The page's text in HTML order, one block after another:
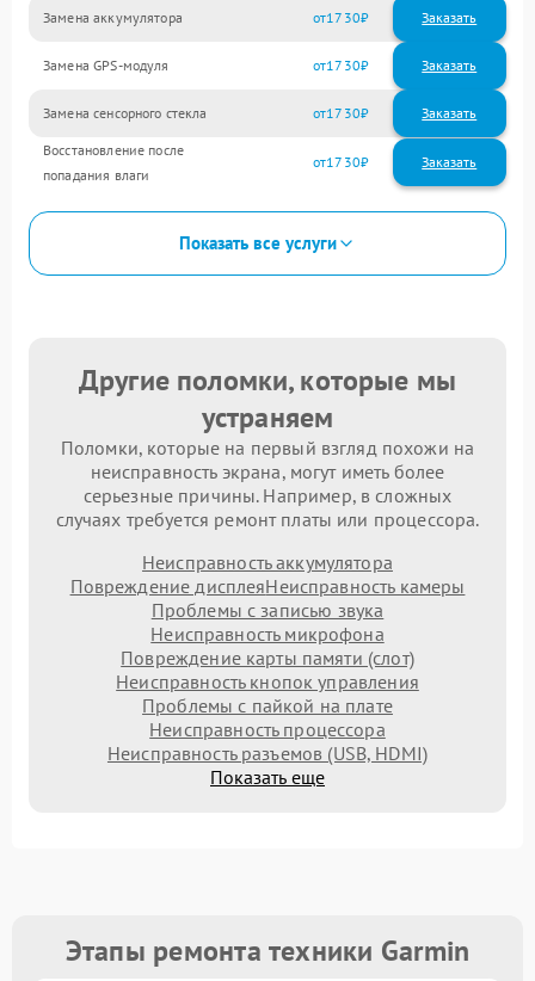
Замена аккумулятора 1730
Замена GPS-модуля 1730
Замена сенсорного стекла 1730
Восстановление после
попадания влаги
1730
Показать все услуги
Другие поломки, которые мы
устраняем
Поломки, которые на первый взгляд похожи на
неисправность экрана, могут иметь более
серьезные причины. Например, в сложных
случаях требуется ремонт платы или процессора.
Неисправность аккумулятора
Повреждение дисплеяНеисправность камеры
Проблемы с записью звука
Неисправность микрофона
Повреждение карты памяти (слот)
Неисправность кнопок управления
Проблемы с пайкой на плате
Неисправность процессора
Неисправность разъемов (USB, HDMI)
Показать еще
Этапы ремонта техники Garmin